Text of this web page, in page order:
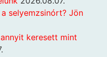
selyemzsinórt? Jön
keresett mint